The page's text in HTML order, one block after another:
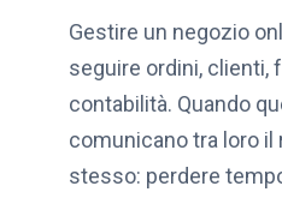
Gestire un negozio
seguire ordini, clienti,
contabilità. Quando
comunicano tra loro
stesso: perdere